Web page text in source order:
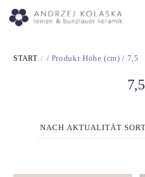
Skip
START / Produkt Höhe (cm) / 7,5
7,5